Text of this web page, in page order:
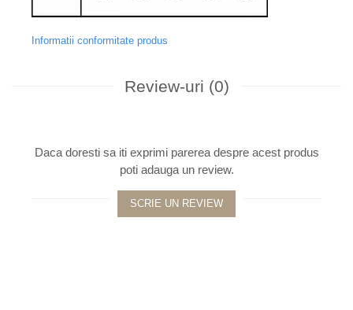
Informatii conformitate produs
Review-uri (0)
Daca doresti sa iti exprimi parerea despre acest produs
poti adauga un review.
SCRIE UN REVIEW